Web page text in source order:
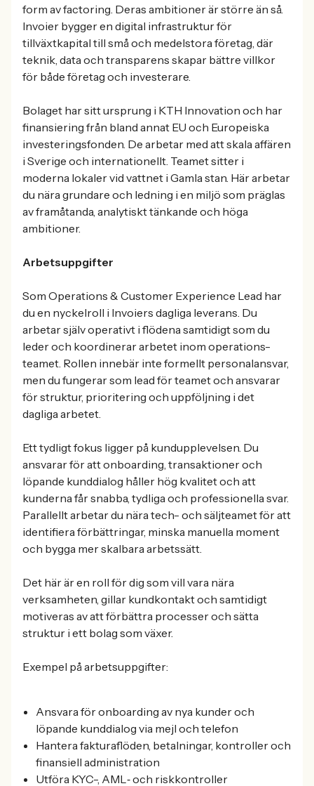
form av factoring. Deras ambitioner är större än så.
Invoier bygger en digital infrastruktur för
tillväxtkapital till små och medelstora företag, där
teknik, data och transparens skapar bättre villkor
för både företag och investerare.
Bolaget har sitt ursprung i KTH Innovation och har
finansiering från bland annat EU och Europeiska
investeringsfonden. De arbetar med att skala affären
i Sverige och internationellt. Teamet sitter i
moderna lokaler vid vattnet i Gamla stan. Här arbetar
du nära grundare och ledning i en miljö som präglas
av framåtanda, analytiskt tänkande och höga
ambitioner.
Arbetsuppgifter
Som Operations & Customer Experience Lead har
du en nyckelroll i Invoiers dagliga leverans. Du
arbetar själv operativt i flödena samtidigt som du
leder och koordinerar arbetet inom operations-
teamet. Rollen innebär inte formellt personalansvar,
men du fungerar som lead för teamet och ansvarar
för struktur, prioritering och uppföljning i det
dagliga arbetet.
Ett tydligt fokus ligger på kundupplevelsen. Du
ansvarar för att onboarding, transaktioner och
löpande kunddialog håller hög kvalitet och att
kunderna får snabba, tydliga och professionella svar.
Parallellt arbetar du nära tech- och säljteamet för att
identifiera förbättringar, minska manuella moment
och bygga mer skalbara arbetssätt.
Det här är en roll för dig som vill vara nära
verksamheten, gillar kundkontakt och samtidigt
motiveras av att förbättra processer och sätta
struktur i ett bolag som växer.
Exempel på arbetsuppgifter:
Ansvara för onboarding av nya kunder och
löpande kunddialog via mejl och telefon
Hantera fakturaflöden, betalningar, kontroller och
finansiell administration
Utföra KYC-, AML‑ och riskkontroller